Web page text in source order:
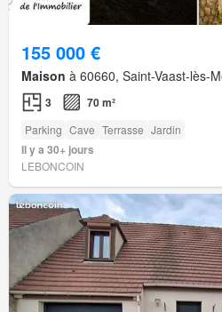
155 000 €
Maison à 60660, Saint-Vaast-lès-
3 70 m²
Parking Cave Terrasse Jardin
Il y a 30+ jours
LEBONCOIN